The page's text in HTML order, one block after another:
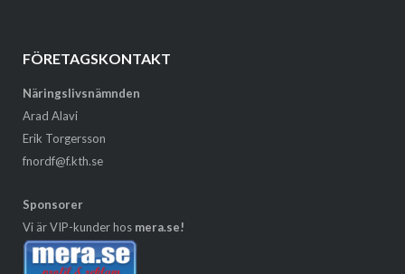
FÖRETAGSKONTAKT
Näringslivsnämnden
Arad Alavi
Erik Torgersson
fnordf@f.kth.se
Sponsorer
Vi är VIP-kunder hos mera.se!